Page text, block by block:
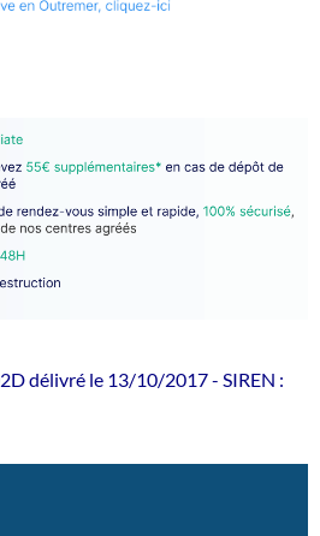
délivré le 13/10/2017 - SIREN :